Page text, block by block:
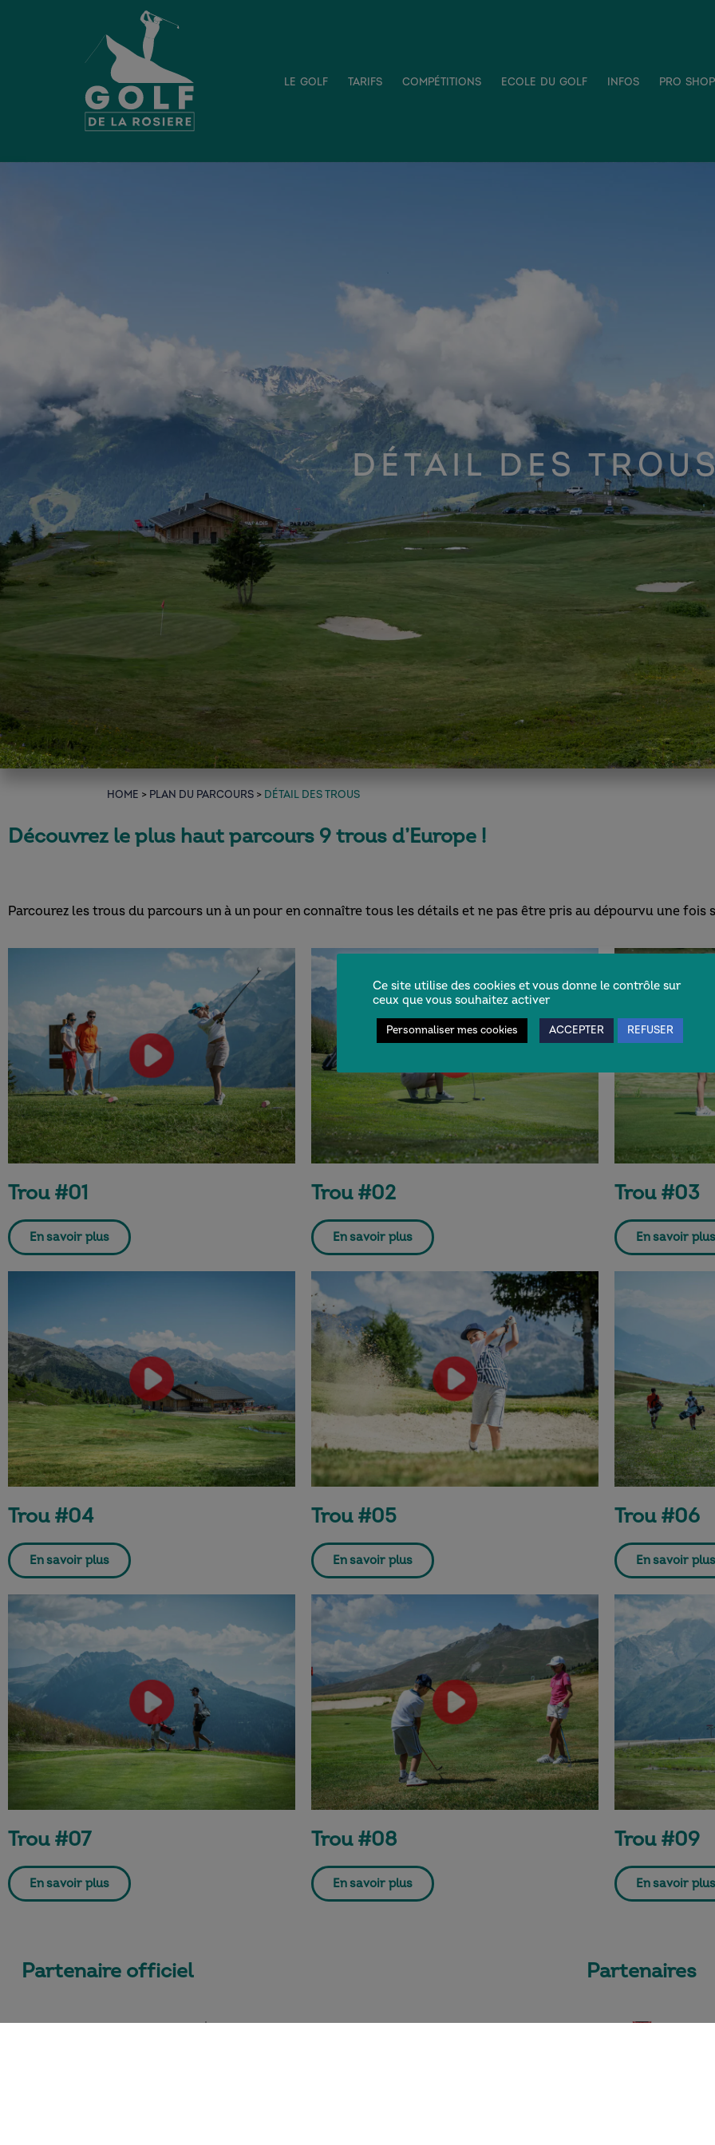
le golf tarifs compétitions ecole du golf infos pro shop
DÉTAIL DES
home >PLAN DU PARCOURS>DÉTAIL DES TROUS
Découvrez le plus haut parcours 9 trous d’Europe !
Parcourez les trous du parcours un à un pour en connaître tous les détails et ne pas être pris au dépourvu une fois
Trou #01
En savoir plus
Trou #02
En savoir plus
Trou #03
En savoir plus
Trou #04
En savoir plus
Trou #05
En savoir plus
Trou #06
En savoir plus
Trou #07
En savoir plus
Trou #08
En savoir plus
Trou #09
En savoir plus
Partenaire officiel Partenaires
Ce site utilise des cookies et vous donne le contrôle sur
ceux que vous souhaitez activer
Personnaliser mes cookies ACCEPTER REFUSER